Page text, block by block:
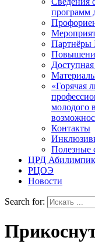
программ
Доступная
«Горячая
молодого
Контакты
Полезные
ЦРД
РЦОЭ
Новости
Search for: